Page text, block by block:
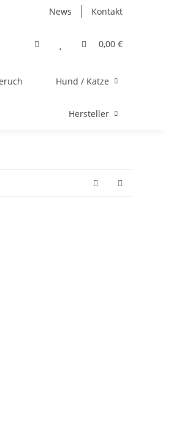
News Kontakt
0,00 €
Hund / Katze
Hersteller